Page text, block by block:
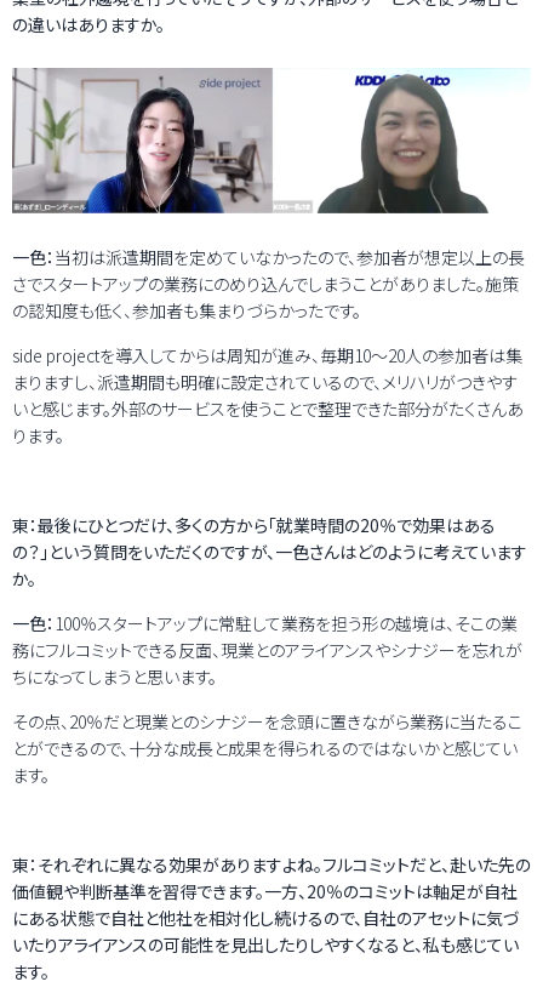
の違いはありますか。
一色： 当初は派遣期間を定めていなかったので、参加者が想定以上の長
さでスタートアップの業務にのめり込んでしまうことがありました。施策
の認知度も低く、参加者も集まりづらかったです。
side projectを導入してからは周知が進み、毎期10～20人の参加者は集
まりますし、派遣期間も明確に設定されているので、メリハリがつきやす
いと感じます。外部のサービスを使うことで整理できた部分がたくさんあ
ります。
東：最後にひとつだけ、多くの方から「就業時間の20％で効果はある
の？」という質問をいただくのですが、一色さんはどのように考えています
か。
一色： 100％スタートアップに常駐して業務を担う形の越境は、そこの業
務にフルコミットできる反面、現業とのアライアンスやシナジーを忘れが
ちになってしまうと思います。
その点、20％だと現業とのシナジーを念頭に置きながら業務に当たるこ
とができるので、十分な成長と成果を得られるのではないかと感じてい
ます。
東：それぞれに異なる効果がありますよね。フルコミットだと、赴いた先の
価値観や判断基準を習得できます。一方、20％のコミットは軸足が自社
にある状態で自社と他社を相対化し続けるので、自社のアセットに気づ
いたりアライアンスの可能性を見出したりしやすくなると、私も感じてい
ます。